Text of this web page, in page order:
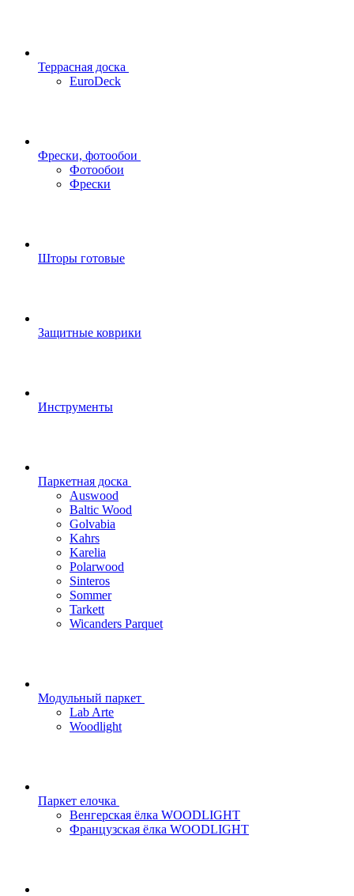
Террасная доска
EuroDeck
Фрески, фотообои
Фотообои
Фрески
Шторы готовые
Защитные коврики
Инструменты
Паркетная доска
Auswood
Baltic Wood
Golvabia
Kahrs
Karelia
Polarwood
Sinteros
Sommer
Tarkett
Wicanders Parquet
Модульный паркет
Lab Arte
Woodlight
Паркет елочка
Венгерская ёлка WOODLIGHT
Французская ёлка WOODLIGHT